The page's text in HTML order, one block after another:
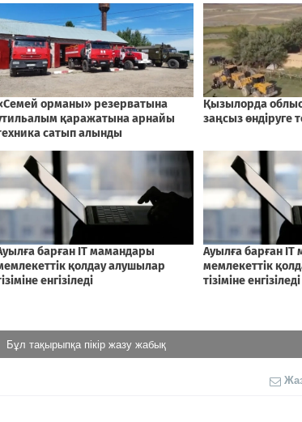
Бұл тақырыпқа пікір жазу жабық